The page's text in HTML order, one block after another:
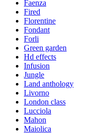
Faenza
Fired
Florentine
Fondant
Forli
Green garden
Hd effects
Infusion
Jungle
Land anthology
Livorno
London class
Lucciola
Mahon
Maiolica